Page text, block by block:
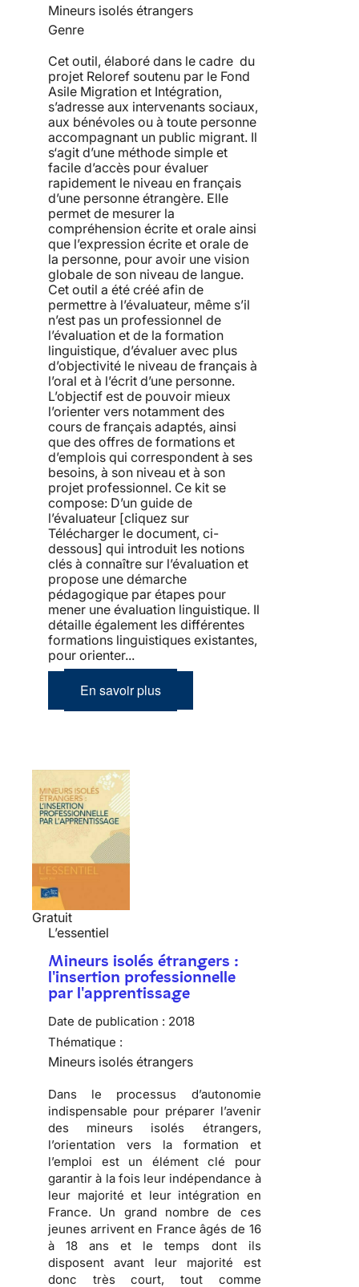
Mineurs isolés étrangers
Genre
Cet outil, élaboré dans le cadre du
projet Reloref soutenu par le Fond
Asile Migration et Intégration,
s’adresse aux intervenants sociaux,
aux bénévoles ou à toute personne
accompagnant un public migrant. Il
s‘agit d’une méthode simple et
facile d’accès pour évaluer
rapidement le niveau en français
d’une personne étrangère. Elle
permet de mesurer la
compréhension écrite et orale ainsi
que l’expression écrite et orale de
la personne, pour avoir une vision
globale de son niveau de langue.
Cet outil a été créé afin de
permettre à l’évaluateur, même s’il
n’est pas un professionnel de
l’évaluation et de la formation
linguistique, d’évaluer avec plus
d’objectivité le niveau de français à
l’oral et à l’écrit d’une personne.
L’objectif est de pouvoir mieux
l’orienter vers notamment des
cours de français adaptés, ainsi
que des offres de formations et
d’emplois qui correspondent à ses
besoins, à son niveau et à son
projet professionnel. Ce kit se
compose: D’un guide de
l’évaluateur [cliquez sur
Télécharger le document, ci-
dessous] qui introduit les notions
clés à connaître sur l’évaluation et
propose une démarche
pédagogique par étapes pour
mener une évaluation linguistique. Il
détaille également les différentes
formations linguistiques existantes,
pour orienter...
En savoir plus
Gratuit
L’essentiel
Mineurs isolés étrangers :
l'insertion professionnelle
par l'apprentissage
Date de publication : 2018
Thématique :
Mineurs isolés étrangers
Dans le processus d’autonomie
indispensable pour préparer l’avenir
des mineurs isolés étrangers,
l’orientation vers la formation et
l’emploi est un élément clé pour
garantir à la fois leur indépendance à
leur majorité et leur intégration en
France. Un grand nombre de ces
jeunes arrivent en France âgés de 16
à 18 ans et le temps dont ils
disposent avant leur majorité est
donc très court, tout comme